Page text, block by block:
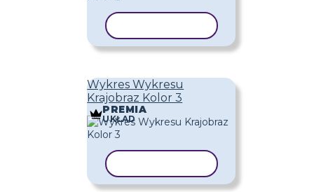
Wykres Wykresu
Krajobraz Kolor 3
PREMIA
UKŁAD